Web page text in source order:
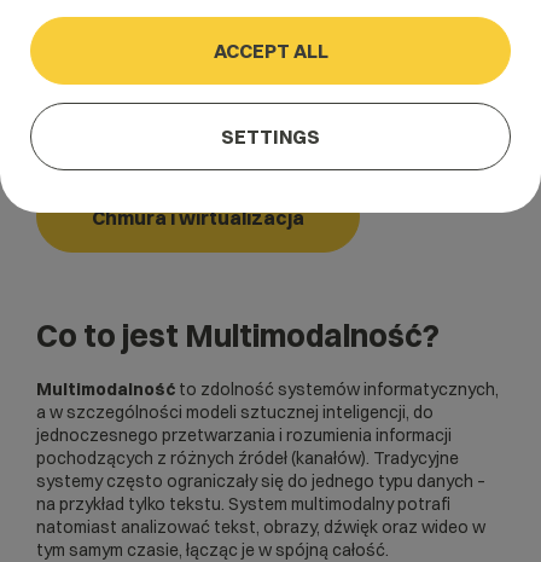
Home
Multimodalność
Chmura i wirtualizacja
Co to jest Multimodalność?
Multimodalność to zdolność systemów informatycznych,
a w szczególności modeli sztucznej inteligencji, do
jednoczesnego przetwarzania i rozumienia informacji
pochodzących z różnych źródeł (kanałów). Tradycyjne
systemy często ograniczały się do jednego typu danych –
na przykład tylko tekstu. System multimodalny potrafi
natomiast analizować tekst, obrazy, dźwięk oraz wideo w
tym samym czasie, łącząc je w spójną całość.
ACCEPT ALL
SETTINGS